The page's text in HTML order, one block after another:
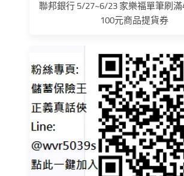
聯邦銀行 5/27~6/23 家樂福單筆刷滿
100元商品提貨券